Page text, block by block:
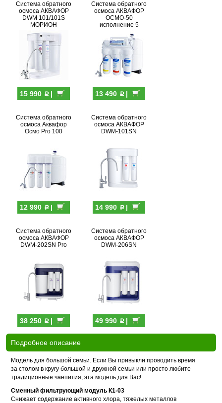
Система обратного
осмоса АКВАФОР
DWM 101/101S
МОРИОН
15 990 p|
Система обратного
осмоса АКВАФОР
ОСМО-50
исполнение 5
13 490 p|
Система обратного
осмоса Аквафор
Осмо Pro 100
12 990 p|
Система обратного
осмоса АКВАФОР
DWM-101SN
14 990 p|
Система обратного
осмоса АКВАФОР
DWM-202SN Pro
38 250 p|
Система обратного
осмоса АКВАФОР
DWM-206SN
49 990 p|
Подробное описание
Модель для большой семьи. Если Вы привыкли проводить время
за столом в кругу большой и дружной семьи или просто любите
традиционные чаепития, эта модель для Вас!
Сменный фильтрующий модуль К1-03
Снижает содержание активного хлора, тяжелых металлов